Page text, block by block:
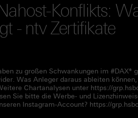
Konflikts:
- ntv Zertifikate
zu großen Schwankungen im #DAX®
Was Anleger daraus ableiten
Chartanalysen unter https://
Sie bitte die Werbe- und
Instagram-Account? https://